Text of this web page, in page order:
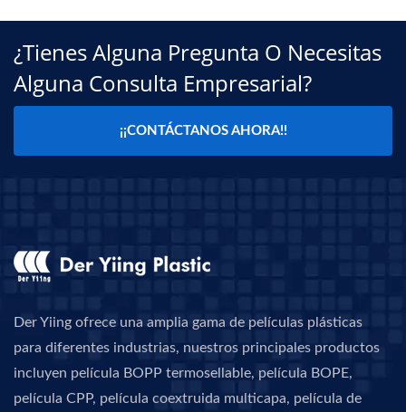
¿Tienes Alguna Pregunta O Necesitas
Alguna Consulta Empresarial?
¡¡CONTÁCTANOS AHORA!!
Der Yiing ofrece una amplia gama de películas plásticas
para diferentes industrias, nuestros principales productos
incluyen película BOPP termosellable, película BOPE,
película CPP, película coextruida multicapa, película de